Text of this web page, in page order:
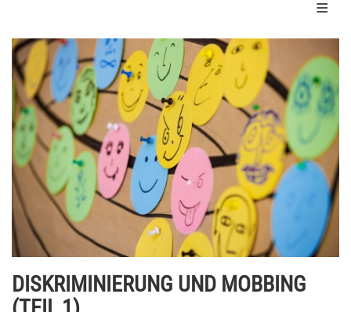
DISKRIMINIERUNG UND MOBBING